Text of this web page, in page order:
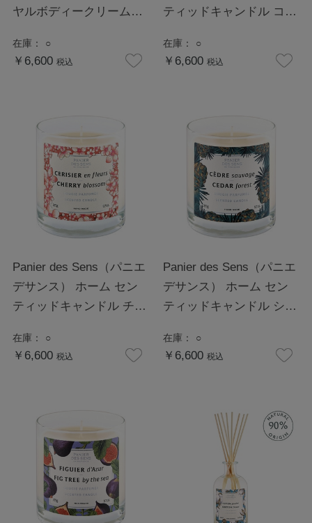
ヤルボディークリーム
在庫： ○
￥6,600 税込
ティッドキャンドル コッ
在庫： ○
￥6,600 税込
Panier des Sens（パニエ
デサンス） ホーム セン
ティッドキャンドル チェ
在庫： ○
￥6,600 税込
Panier des Sens（パニエ
デサンス） ホーム セン
ティッドキャンドル シダ
在庫： ○
￥6,600 税込